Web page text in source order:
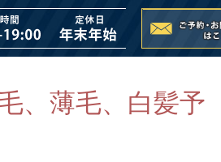
、薄毛、白髪予